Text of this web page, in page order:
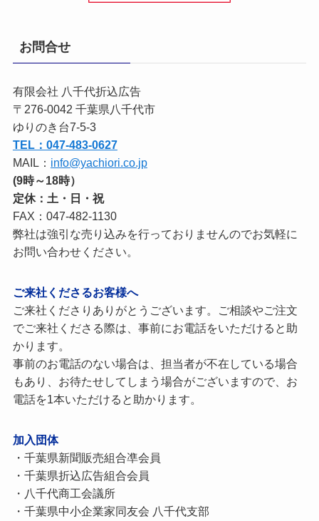
お問合せ
有限会社 八千代折込広告
〒276-0042 千葉県八千代市
ゆりのき台7-5-3
TEL：047-483-0627
MAIL： info@yachiori.co.jp
(9時～18時）
定休：土・日・祝
FAX：047-482-1130
弊社は強引な売り込みを行っておりませんのでお気軽に
お問い合わせください。
ご来社くださるお客様へ
ご来社くださりありがとうございます。ご相談やご注文
でご来社くださる際は、事前にお電話をいただけると助
かります。
事前のお電話のない場合は、担当者が不在している場合
もあり、お待たせしてしまう場合がございますので、お
電話を1本いただけると助かります。
加入団体
・千葉県新聞販売組合凖会員
・千葉県折込広告組合会員
・八千代商工会議所
・千葉県中小企業家同友会 八千代支部